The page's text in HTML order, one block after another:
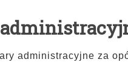
administracyjne za
Tydzień